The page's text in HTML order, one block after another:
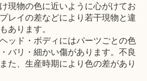
現物の色に近いように心がけてお
レイの差などにより若干現物と違
あります。
ッド・ボディにはパーツごとの色
バリ・細かい傷があります。不良
た、生産時期により色の差があり